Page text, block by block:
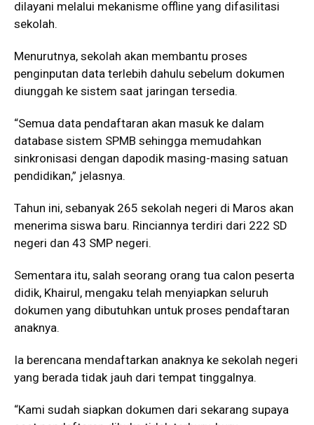
dilayani melalui mekanisme offline yang difasilitasi
sekolah.
Menurutnya, sekolah akan membantu proses
penginputan data terlebih dahulu sebelum dokumen
diunggah ke sistem saat jaringan tersedia.
“Semua data pendaftaran akan masuk ke dalam
database sistem SPMB sehingga memudahkan
sinkronisasi dengan dapodik masing-masing satuan
pendidikan,” jelasnya.
Tahun ini, sebanyak 265 sekolah negeri di Maros akan
menerima siswa baru. Rinciannya terdiri dari 222 SD
negeri dan 43 SMP negeri.
Sementara itu, salah seorang orang tua calon peserta
didik, Khairul, mengaku telah menyiapkan seluruh
dokumen yang dibutuhkan untuk proses pendaftaran
anaknya.
Ia berencana mendaftarkan anaknya ke sekolah negeri
yang berada tidak jauh dari tempat tinggalnya.
“Kami sudah siapkan dokumen dari sekarang supaya